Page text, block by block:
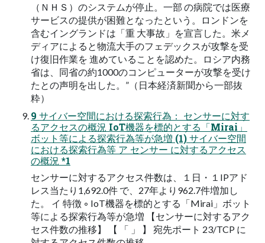
（ＮＨＳ）のシステムが停止。一部 の病院では医療
サービスの提供が困難となったという。ロンドンを
含むイングランドは「重 大事故」を宣言した。米メ
ディアによると物流大手のフェデックスが攻撃を受
け復旧作業を 進めていることを認めた。ロシア内務
省は、同省の約1000のコンピューターが攻撃を受け
たとの声明を出した。”（⽇本経済新聞から⼀部抜
粋）
9 サイバー空間における探索⾏為： センサーに対す
るアクセスの概況 IoT機器を標的とする「Mirai」
ボット等による探索⾏為等が急増 (1) サイバー空間
における探索行為等 ア センサー に対するアクセス
の概況 *1
センサーに対するアクセス件数は、１日・１IPアド
レス当たり1,692.0件 で、27年より962.7件増加し
た。 イ 特徴 ◦ IoT機器を標的とする「Mirai」ボット
等による探索行為等が急増 【センサーに対するアク
セス件数の推移】 【 「 」 】 宛先ポート 23/TCP に